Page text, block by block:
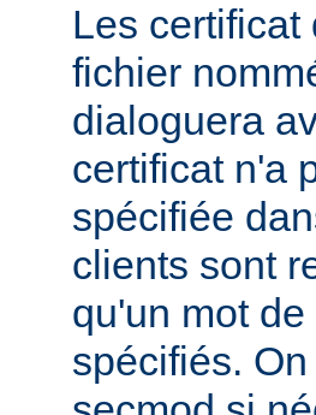
Les certificat
fichier
dialoguera
certificat n'a
spécifiée
clients sont
qu'un mot
spécifiés.